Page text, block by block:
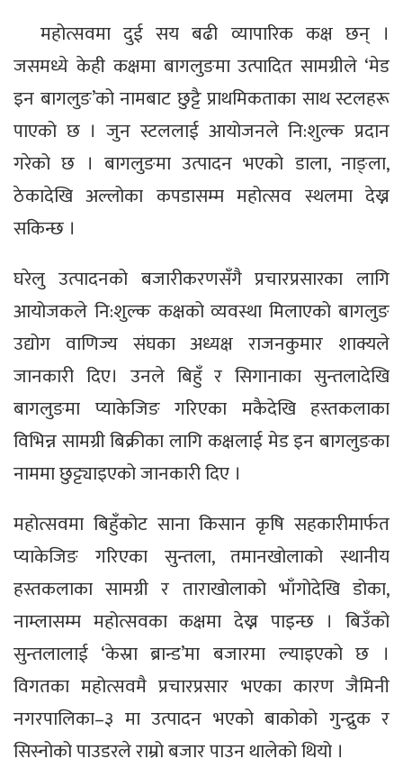
महोत्सवमा दुई सय बढी व्यापारिक कक्ष छन् ।
जसमध्ये केही कक्षमा बागलुङमा उत्पादित सामग्रीले ‘मेड
इन बागलुङ’को नामबाट छुट्टै प्राथमिकताका साथ स्टलहरू
पाएको छ । जुन स्टललाई आयोजनले नि:शुल्क प्रदान
गरेको छ । बागलुङमा उत्पादन भएको डाला, नाङ्ला,
ठेकादेखि अल्लोका कपडासम्म महोत्सव स्थलमा देख्न
सकिन्छ ।
घरेलु उत्पादनको बजारीकरणसँगै प्रचारप्रसारका लागि
आयोजकले नि:शुल्क कक्षको व्यवस्था मिलाएको बागलुङ
उद्योग वाणिज्य संघका अध्यक्ष राजनकुमार शाक्यले
जानकारी दिए। उनले बिहुँ र सिगानाका सुन्तलादेखि
बागलुङमा प्याकेजिङ गरिएका मकैदेखि हस्तकलाका
विभिन्न सामग्री बिक्रीका लागि कक्षलाई मेड इन बागलुङका
नाममा छुट्ट्याइएको जानकारी दिए ।
महोत्सवमा बिहुँकोट साना किसान कृषि सहकारीमार्फत
प्याकेजिङ गरिएका सुन्तला, तमानखोलाको स्थानीय
हस्तकलाका सामग्री र ताराखोलाको भाँगोदेखि डोका,
नाम्लासम्म महोत्सवका कक्षमा देख्न पाइन्छ । बिउँको
सुन्तलालाई ‘केस्रा ब्रान्ड’मा बजारमा ल्याइएको छ ।
विगतका महोत्सवमै प्रचारप्रसार भएका कारण जैमिनी
नगरपालिका–३ मा उत्पादन भएको बाकोको गुन्द्रुक र
सिस्नोको पाउडरले राम्रो बजार पाउन थालेको थियो ।